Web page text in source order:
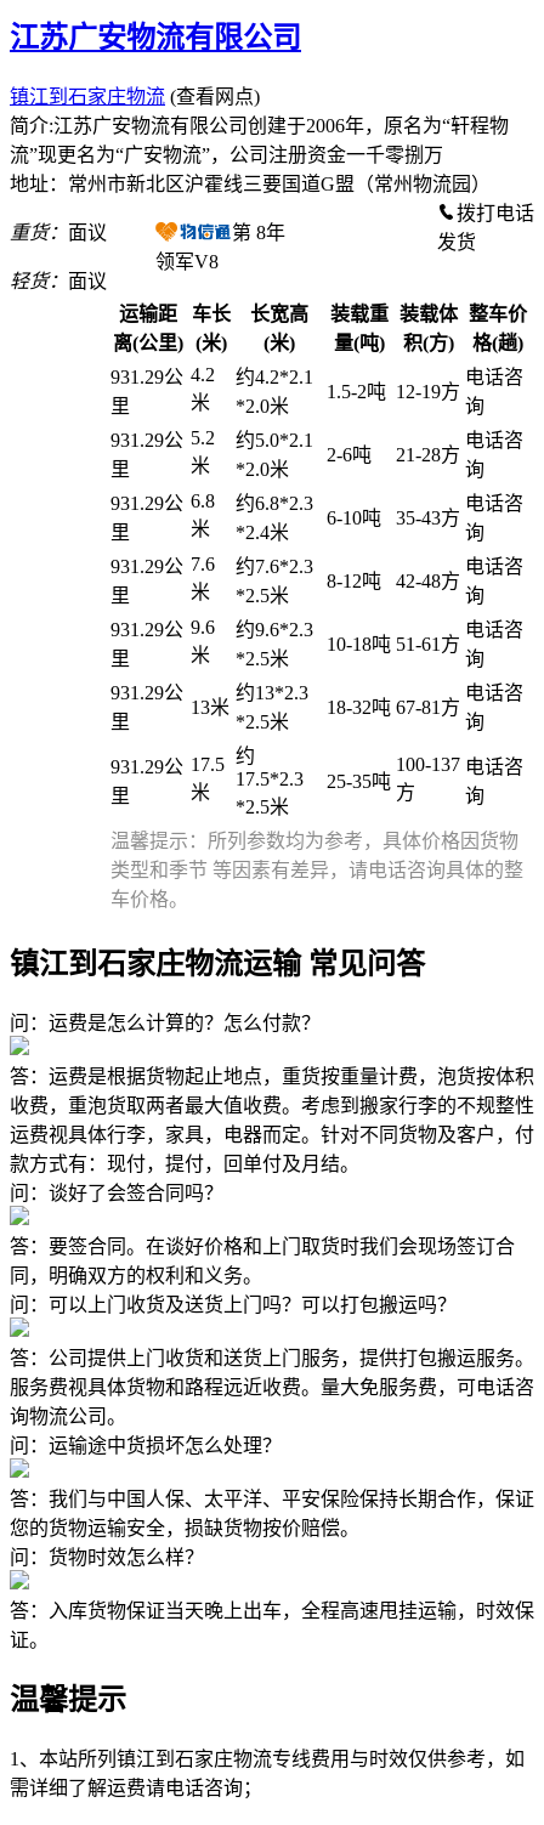
江苏广安物流有限公司
镇江到石家庄物流 (查看网点)
简介:江苏广安物流有限公司创建于2006年，原名为“轩程物
流”现更名为“广安物流”，公司注册资金一千零捌万
地址：常州市新北区沪霍线三要国道G盟（常州物流园）
重货： 面议
轻货： 面议
第 8年
领军V8
拨打电话
发货
运输距
离(公里)
车长
(米)
长宽高
(米)
装载重
量(吨)
装载体
积(方)
整车价
格(趟)
931.29公
里
4.2
米
约4.2*2.1
*2.0米
1.5-2吨 12-19方
电话咨
询
931.29公
里
5.2
米
约5.0*2.1
*2.0米
2-6吨 21-28方
电话咨
询
931.29公
里
6.8
米
约6.8*2.3
*2.4米
6-10吨 35-43方
电话咨
询
931.29公
里
7.6
米
约7.6*2.3
*2.5米
8-12吨 42-48方
电话咨
询
931.29公
里
9.6
米
约9.6*2.3
*2.5米
10-18吨 51-61方
电话咨
询
931.29公
里
13米
约13*2.3
*2.5米
18-32吨 67-81方
电话咨
询
931.29公
里
17.5
米
约
17.5*2.3
*2.5米
25-35吨
100-137
方
电话咨
询
温馨提示：所列参数均为参考，具体价格因货物
类型和季节 等因素有差异，请电话咨询具体的整
车价格。
镇江到石家庄物流运输 常见问答
问：运费是怎么计算的？怎么付款？
答：运费是根据货物起止地点，重货按重量计费，泡货按体积
收费，重泡货取两者最大值收费。考虑到搬家行李的不规整性
运费视具体行李，家具，电器而定。针对不同货物及客户，付
款方式有：现付，提付，回单付及月结。
问：谈好了会签合同吗？
答：要签合同。在谈好价格和上门取货时我们会现场签订合
同，明确双方的权利和义务。
问：可以上门收货及送货上门吗？可以打包搬运吗？
答：公司提供上门收货和送货上门服务，提供打包搬运服务。
服务费视具体货物和路程远近收费。量大免服务费，可电话咨
询物流公司。
问：运输途中货损坏怎么处理？
答：我们与中国人保、太平洋、平安保险保持长期合作，保证
您的货物运输安全，损缺货物按价赔偿。
问：货物时效怎么样？
答：入库货物保证当天晚上出车，全程高速甩挂运输，时效保
证。
温馨提示
1、本站所列镇江到石家庄物流专线费用与时效仅供参考，如
需详细了解运费请电话咨询；